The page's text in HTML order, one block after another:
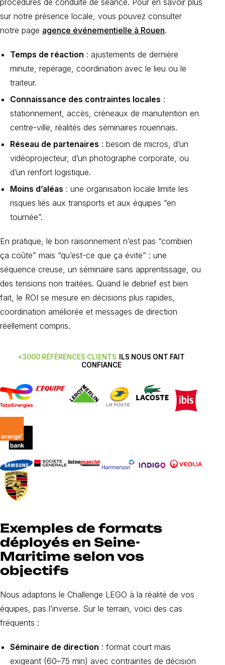
procédures de conduite de séance. Pour en savoir plus
sur notre présence locale, vous pouvez consulter
notre page agence événementielle à Rouen.
Temps de réaction : ajustements de dernière
minute, repérage, coordination avec le lieu ou le
traiteur.
Connaissance des contraintes locales :
stationnement, accès, créneaux de manutention en
centre-ville, réalités des séminaires rouennais.
Réseau de partenaires : besoin de micros, d’un
vidéoprojecteur, d’un photographe corporate, ou
d’un renfort logistique.
Moins d’aléas : une organisation locale limite les
risques liés aux transports et aux équipes “en
tournée”.
En pratique, le bon raisonnement n’est pas “combien
ça coûte” mais “qu’est-ce que ça évite” : une
séquence creuse, un séminaire sans apprentissage, ou
des tensions non traitées. Quand le debrief est bien
fait, le ROI se mesure en décisions plus rapides,
coordination améliorée et messages de direction
réellement compris.
+3000 RÉFÉRENCES CLIENTS
ILS NOUS ONT FAIT
CONFIANCE
Exemples de formats
déployés en Seine-
Maritime selon vos
objectifs
Nous adaptons le Challenge LEGO à la réalité de vos
équipes, pas l’inverse. Sur le terrain, voici des cas
fréquents :
Séminaire de direction : format court mais
exigeant (60–75 min) avec contraintes de décision